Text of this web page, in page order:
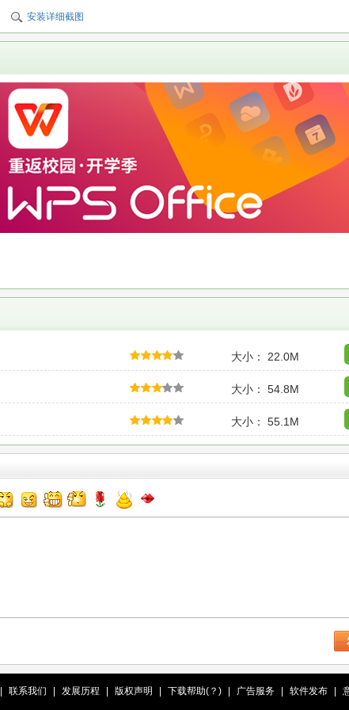
安装详细截图
大小： 22.0M
大小： 54.8M
大小： 55.1M
联系我们 发展历程 版权声明 下载帮助(？) 广告服务 软件发布